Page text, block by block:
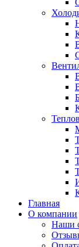
Главная
О компании
Наши